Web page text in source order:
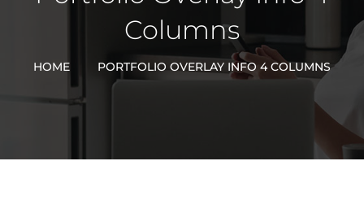
Columns
HOME PORTFOLIO OVERLAY INFO 4 COLUMNS